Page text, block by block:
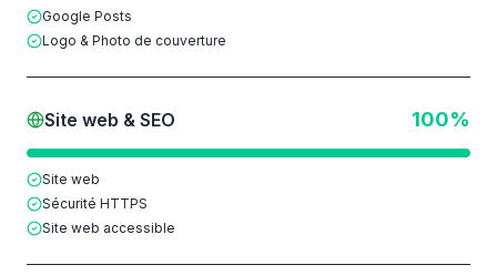
Google Posts
Logo & Photo de couverture
Site web & SEO 100%
Site web
Sécurité HTTPS
Site web accessible